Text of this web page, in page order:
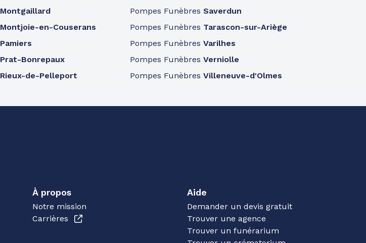
Montgaillard
Montjoie-en-Couserans
Pamiers
Prat-Bonrepaux
Rieux-de-Pelleport
Pompes FunèbresSaverdun
Pompes Funèbres Tarascon-sur-Ariège
Pompes FunèbresVarilhes
Pompes FunèbresVerniolle
Pompes FunèbresVilleneuve-d'Olmes
À propos
Notre mission
Carrières
Aide
Demander un devis gratuit
Trouver une agence
Trouver un funérarium